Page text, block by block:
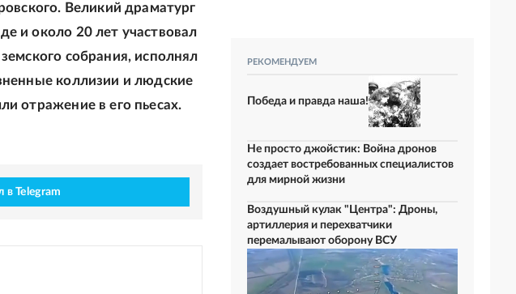
Великий драматург
и около 20 лет участвовал
собрания, исполнял
коллизии и людские
отражение в его пьесах.
Telegram
РЕКОМЕНДУЕМ
Победа и правда наша!
Не просто джойстик: Война дронов
создает востребованных специалистов
для мирной жизни
Воздушный кулак "Центра": Дроны,
артиллерия и перехватчики
перемалывают оборону ВСУ